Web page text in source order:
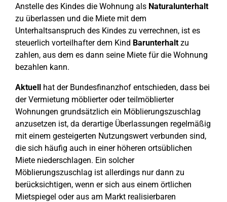
Anstelle des Kindes die Wohnung als Naturalunterhalt
zu überlassen und die Miete mit dem
Unterhaltsanspruch des Kindes zu verrechnen, ist es
steuerlich vorteilhafter dem Kind Barunterhaltzu
zahlen, aus dem es dann seine Miete für die Wohnung
bezahlen kann.
Aktuell hat der Bundesfinanzhof entschieden, dass bei
der Vermietung möblierter oder teilmöblierter
Wohnungen grundsätzlich ein Möblierungszuschlag
anzusetzen ist, da derartige Überlassungen regelmäßig
mit einem gesteigerten Nutzungswert verbunden sind,
die sich häufig auch in einer höheren ortsüblichen
Miete niederschlagen. Ein solcher
Möblierungszuschlag ist allerdings nur dann zu
berücksichtigen, wenn er sich aus einem örtlichen
Mietspiegel oder aus am Markt realisierbaren